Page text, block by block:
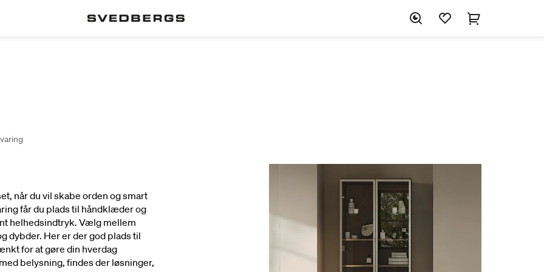
når du vil skabe orden og smart
får du plads til håndklæder og
helhedsindtryk. Vælg mellem
dybder. Her er der god plads til
for at gøre din hverdag
belysning, findes der løsninger,